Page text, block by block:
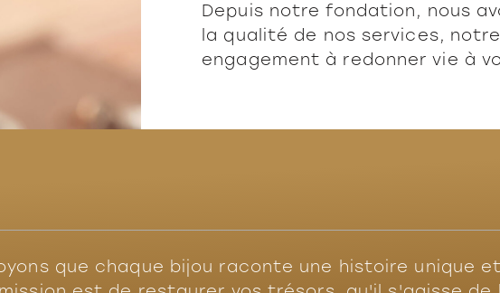
Depuis notre fondation, nous
la qualité de nos services,
engagement à redonner vie à
que chaque bijou raconte une histoire unique